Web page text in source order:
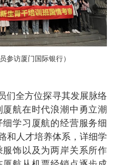
参访厦门国际银行）
们全方位探寻其发展脉络
航在时代浪潮中勇立潮
学习厦航的经营服务细
和人才培养体系，详细学
饰以及为两岸关系所作